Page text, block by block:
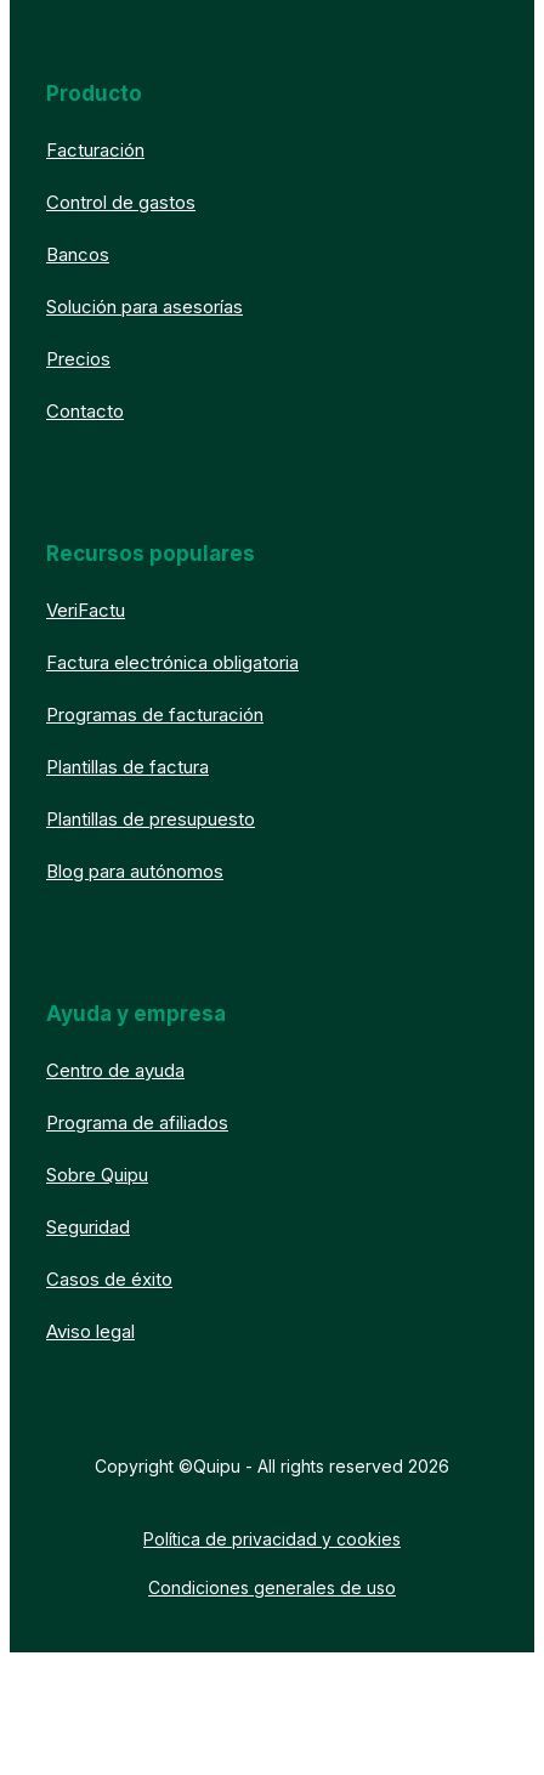
Producto
Facturación
Control de gastos
Bancos
Solución para asesorías
Precios
Contacto
Recursos populares
VeriFactu
Factura electrónica obligatoria
Programas de facturación
Plantillas de factura
Plantillas de presupuesto
Blog para autónomos
Ayuda y empresa
Centro de ayuda
Programa de afiliados
Sobre Quipu
Seguridad
Casos de éxito
Aviso legal
Copyright ©Quipu - All rights reserved 2026
Política de privacidad y cookies
Condiciones generales de uso